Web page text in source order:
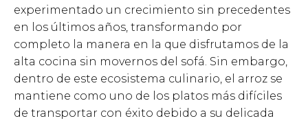
experimentado un crecimiento sin precedentes
en los últimos años, transformando por
completo la manera en la que disfrutamos de la
alta cocina sin movernos del sofá. Sin embargo,
dentro de este ecosistema culinario, el arroz se
mantiene como uno de los platos más difíciles
de transportar con éxito debido a su delicada